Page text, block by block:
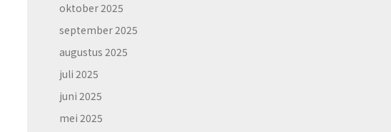
oktober 2025
september 2025
augustus 2025
juli 2025
juni 2025
mei 2025